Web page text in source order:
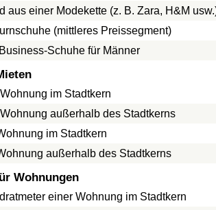
aus einer Modekette (z. B. Zara, H&M
(mittleres Preissegment)
Schuhe für Männer
im Stadtkern
außerhalb des Stadtkerns
im Stadtkern
außerhalb des Stadtkerns
Wohnungen
einer Wohnung im Stadtkern